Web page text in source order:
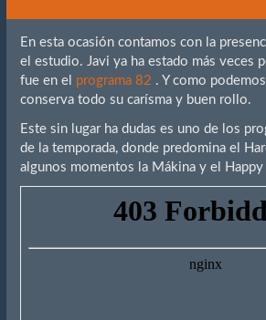
En esta ocasión contamos con la
el estudio. Javi ya ha estado más veces
fue en el programa 82 . Y como
conserva todo su carísma y buen rollo.
Este sin lugar ha dudas es uno de los
de la temporada, donde predomina el
algunos momentos la Mákina y el